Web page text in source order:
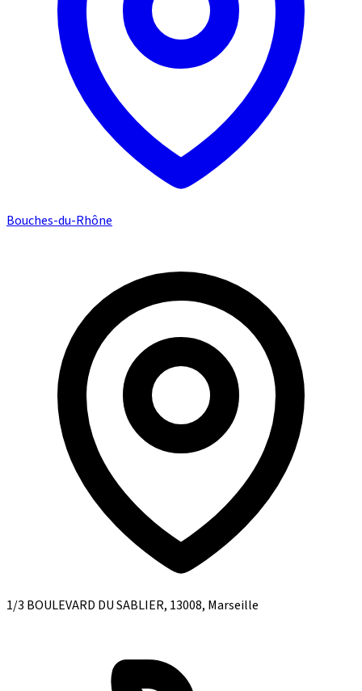
Bouches-du-Rhône
1/3 BOULEVARD DU SABLIER, 13008, Marseille